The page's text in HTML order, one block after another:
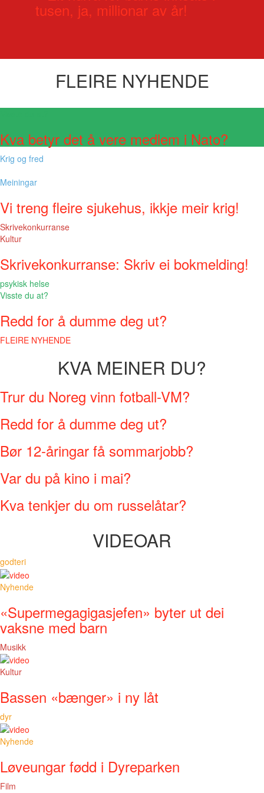
tusen, ja, millionar av år!
FLEIRE NYHENDE
Kva betyr det å vere medlem i Nato?
Krig og fred
Meiningar
Vi treng fleire sjukehus, ikkje meir krig!
Skrivekonkurranse
Kultur
Skrivekonkurranse: Skriv ei bokmelding!
psykisk helse
Visste du at?
Redd for å dumme deg ut?
FLEIRE NYHENDE
KVA MEINER DU?
Trur du Noreg vinn fotball-VM?
Redd for å dumme deg ut?
Bør 12-åringar få sommarjobb?
Var du på kino i mai?
Kva tenkjer du om russelåtar?
VIDEOAR
godteri
Nyhende
«Supermegagigasjefen» byter ut dei
vaksne med barn
Musikk
Kultur
Bassen «bænger» i ny låt
dyr
Nyhende
Løveungar fødd i Dyreparken
Film